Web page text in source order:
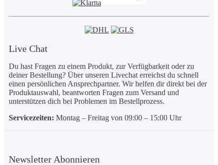
Live Chat
Du hast Fragen zu einem Produkt, zur Verfügbarkeit oder zu
deiner Bestellung? Über unseren Livechat erreichst du schnell
einen persönlichen Ansprechpartner. Wir helfen dir direkt bei der
Produktauswahl, beantworten Fragen zum Versand und
unterstützen dich bei Problemen im Bestellprozess.
Servicezeiten: Montag – Freitag von 09:00 – 15:00 Uhr
Newsletter Abonnieren